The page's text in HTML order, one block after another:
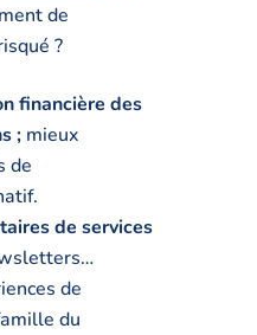
de
?
financière des
; mieux
de
de services
de
du